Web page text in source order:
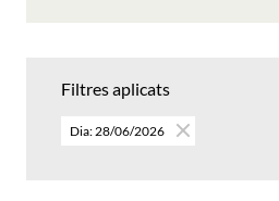
Filtres aplicats
Dia: 28/06/2026